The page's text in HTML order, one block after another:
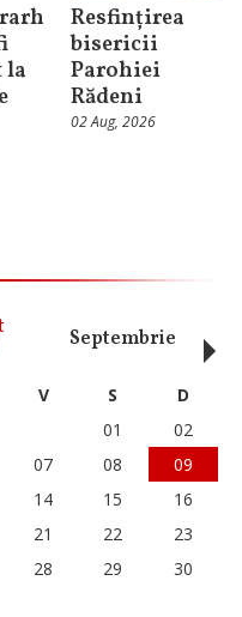
la
Resfințirea
bisericii
Parohiei
Rădeni
02 Aug, 2026
Septembrie
V S
D
01
02
07 08
09
14 15
16
21 22
23
28 29
30